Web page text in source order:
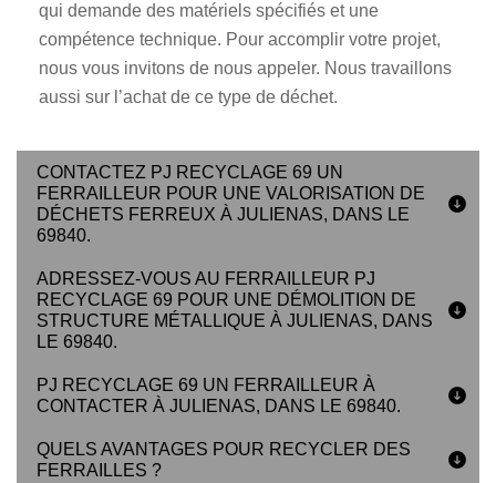
qui demande des matériels spécifiés et une
compétence technique. Pour accomplir votre projet,
nous vous invitons de nous appeler. Nous travaillons
aussi sur l’achat de ce type de déchet.
CONTACTEZ PJ RECYCLAGE 69 UN
FERRAILLEUR POUR UNE VALORISATION DE
DÉCHETS FERREUX À JULIENAS, DANS LE
69840.
ADRESSEZ-VOUS AU FERRAILLEUR PJ
RECYCLAGE 69 POUR UNE DÉMOLITION DE
STRUCTURE MÉTALLIQUE À JULIENAS, DANS
LE 69840.
PJ RECYCLAGE 69 UN FERRAILLEUR À
CONTACTER À JULIENAS, DANS LE 69840.
QUELS AVANTAGES POUR RECYCLER DES
FERRAILLES ?